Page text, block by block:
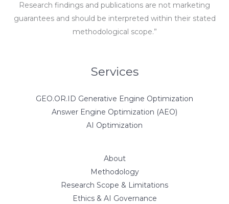
Research findings and publications are not marketing
guarantees and should be interpreted within their stated
methodological scope.”
Services
GEO.OR.ID Generative Engine Optimization
Answer Engine Optimization (AEO)
AI Optimization
About
Methodology
Research Scope & Limitations
Ethics & AI Governance